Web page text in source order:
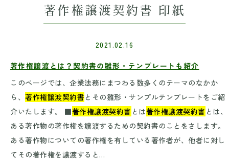
著作権譲渡契約書 印紙
2021.02.16
著作権譲渡とは？契約書の雛形・テンプレートも紹介
このページでは、企業法務にまつわる数多くのテーマのなかか
ら、著作権譲渡契約書 とその雛形・サンプルテンプレートをご紹
介いたします。 ■著作権譲渡契約書 とは著作権譲渡契約書 とは、
ある著作物の著作権を譲渡するための契約書のことをさします。
ある著作物についての著作権を有している著作者が、他者に対し
てその著作権を譲渡すると…